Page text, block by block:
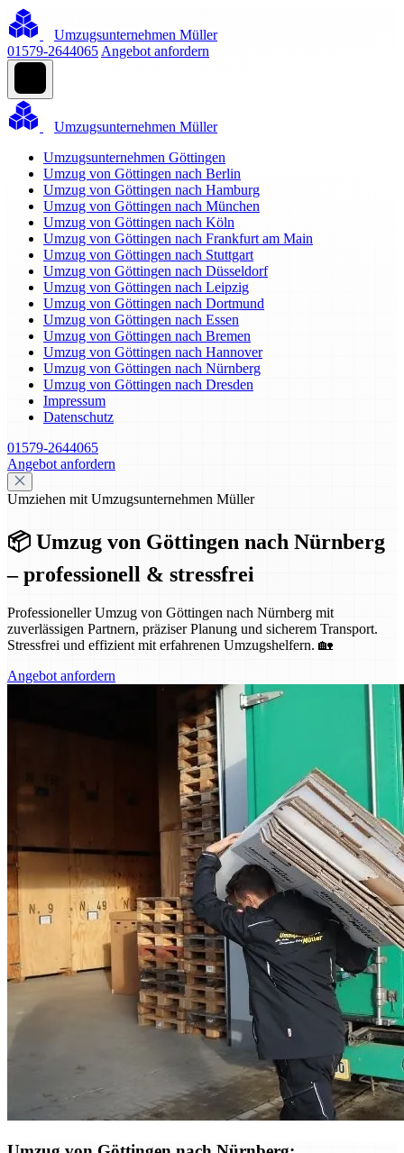
Umzugsunternehmen Müller
01579-2644065 Angebot anfordern
Umzugsunternehmen Müller
Umzugsunternehmen Göttingen
Umzug von Göttingen nach Berlin
Umzug von Göttingen nach Hamburg
Umzug von Göttingen nach München
Umzug von Göttingen nach Köln
Umzug von Göttingen nach Frankfurt am Main
Umzug von Göttingen nach Stuttgart
Umzug von Göttingen nach Düsseldorf
Umzug von Göttingen nach Leipzig
Umzug von Göttingen nach Dortmund
Umzug von Göttingen nach Essen
Umzug von Göttingen nach Bremen
Umzug von Göttingen nach Hannover
Umzug von Göttingen nach Nürnberg
Umzug von Göttingen nach Dresden
Impressum
Datenschutz
01579-2644065
Angebot anfordern
Umziehen mit Umzugsunternehmen Müller
📦 Umzug von Göttingen nach Nürnberg
– professionell & stressfrei
Professioneller Umzug von Göttingen nach Nürnberg mit
zuverlässigen Partnern, präziser Planung und sicherem Transport.
Stressfrei und effizient mit erfahrenen Umzugshelfern. 🏡
Angebot anfordern